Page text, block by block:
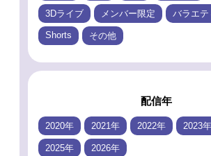
3Dライブ メンバー限定 バラエテ
Shorts その他
配信年
2020年 2021年 2022年 2023年
2025年 2026年